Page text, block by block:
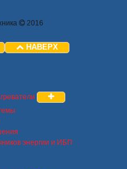
2016
НАВЕРХ
энергии и ИБП